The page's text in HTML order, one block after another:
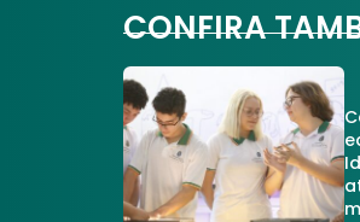
CONFIRA